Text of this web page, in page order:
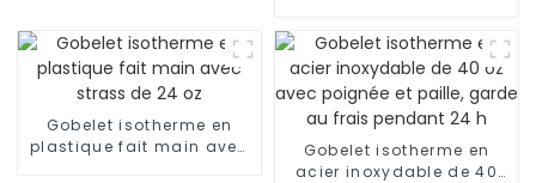
Gobelet isotherme en
plastique fait main avec
Gobelet isotherme en
acier inoxydable de 40